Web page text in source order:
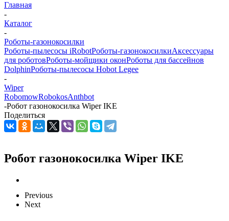
Главная
-
Каталог
-
Роботы-газонокосилки
Роботы-пылесосы iRobotРоботы-газонокосилкиАксессуары
для роботовРоботы-мойщики оконРоботы для бассейнов
DolphinРоботы-пылесосы Hobot Legee
-
Wiper
RobomowRobokosAnthbot
-Робот газонокосилка Wiper IKE
Поделиться
Робот газонокосилка Wiper IKE
Previous
Next